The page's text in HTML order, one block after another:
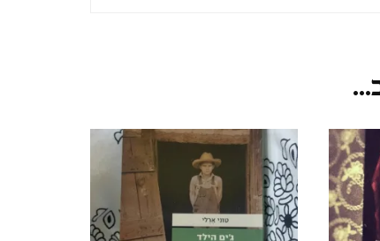
NORTH OF THE
COUNTRY, WINTER-
SPRING, MARCH